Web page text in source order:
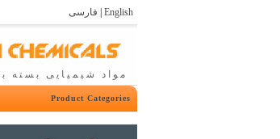
English فارسی
مواد شیمیایی بسته
Product Categories